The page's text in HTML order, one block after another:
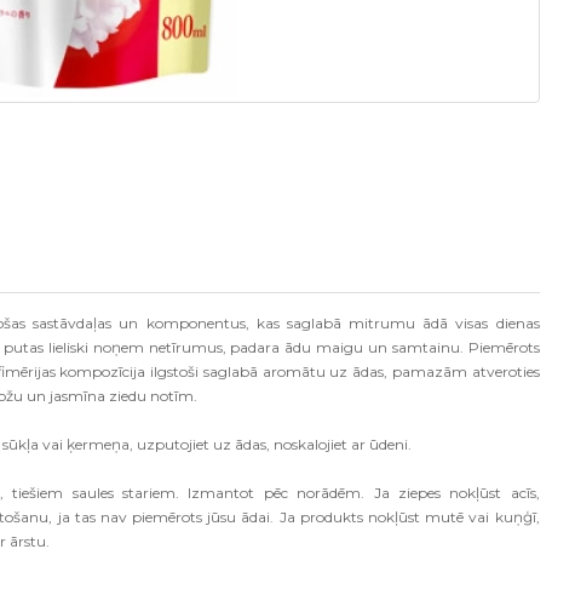
sastāvdaļas un komponentus, kas saglabā mitrumu ādā visas dienas
lieliski noņem netīrumus, padara ādu maigu un samtainu. Piemērots
kompozīcija ilgstoši saglabā aromātu uz ādas, pamazām atveroties
un jasmīna ziedu notīm.
vai ķermeņa, uzputojiet uz ādas, noskalojiet ar ūdeni.
saules stariem. Izmantot pēc norādēm. Ja ziepes nokļūst acīs,
ja tas nav piemērots jūsu ādai. Ja produkts nokļūst mutē vai kuņģī,
ārstu.